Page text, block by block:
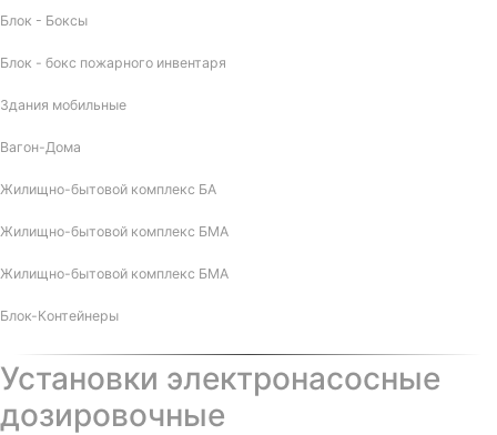
Блок - Боксы
Блок - бокс пожарного инвентаря
Здания мобильные
Вагон-Дома
Жилищно-бытовой комплекс БА
Жилищно-бытовой комплекс БМА
Жилищно-бытовой комплекс БМА
Блок-Контейнеры
Установки электронасосные
дозировочные